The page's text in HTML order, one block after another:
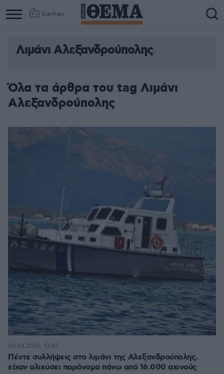
Games
Λιμάνι Αλεξανδρoύπολης
Όλα τα άρθρα του tag Λιμάνι
Αλεξανδρoύπολης
Πέντε συλλήψεις στο λιμάνι της Αλεξανδρούπολης,
είχαν αλιεύσει παράνομα πάνω από 16.000 αχινούς
06.04.2026, 13:01